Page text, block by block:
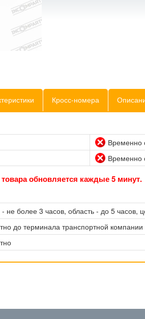
Кросс-номера
Временно
Временно
обновляется каждые 5 минут.
не более 3 часов, область - до 5 часов,
до терминала транспортной компании